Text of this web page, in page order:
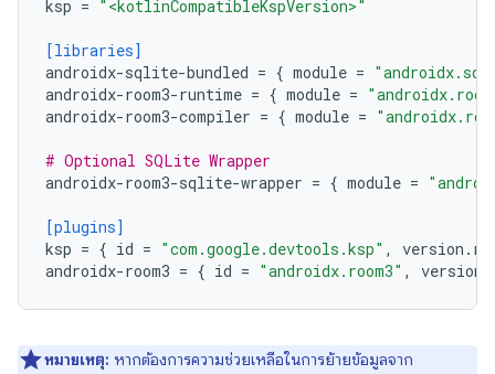
ksp = "<kotlinCompatibleKspVersion>"
[libraries]
androidx-sqlite-bundled = { module =
androidx-room3-runtime = { module =
androidx-room3-compiler = { module =
# Optional SQLite Wrapper
androidx-room3-sqlite-wrapper = { module =
[plugins]
ksp = { id = "com.google.devtools.ksp" , version .
androidx-room3 = { id = "androidx.room3" , version
หมายเหตุ: หากต้องการความช่วยเหลือในการย้ายข้อมูลจาก